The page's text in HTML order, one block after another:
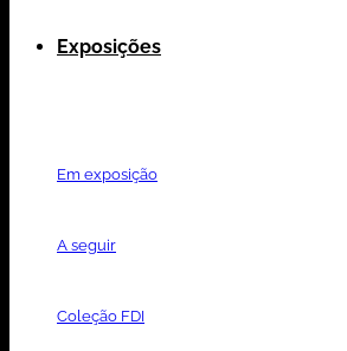
Exposições
Em exposição
A seguir
Coleção FDI